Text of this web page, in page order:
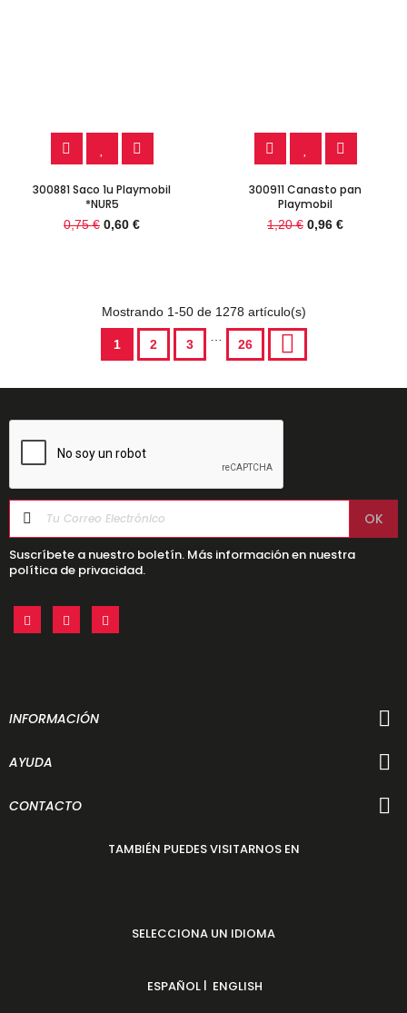
300881 Saco 1u Playmobil
*NUR5
0,75 € 0,60 €
300911 Canasto pan
Playmobil
1,20 € 0,96 €
Mostrando 1-50 de 1278 artículo(s)
1 2 3 26
Suscríbete a nuestro boletín. Más información en nuestra
política de privacidad.
INFORMACIÓN
AYUDA
CONTACTO
TAMBIÉN PUEDES VISITARNOS EN
SELECCIONA UN IDIOMA
ESPAÑOL | ENGLISH